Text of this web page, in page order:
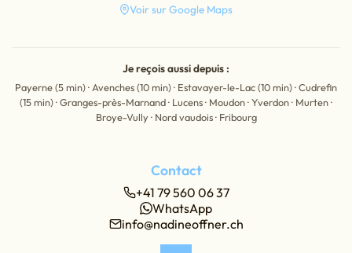
Voir sur Google Maps
Je reçois aussi depuis :
Payerne (5 min) · Avenches (10 min) · Estavayer-le-Lac (10 min) · Cudrefin
(15 min) · Granges-près-Marnand · Lucens · Moudon · Yverdon · Murten ·
Broye-Vully · Nord vaudois · Fribourg
Contact
+41 79 560 06 37
WhatsApp
info@nadineoffner.ch